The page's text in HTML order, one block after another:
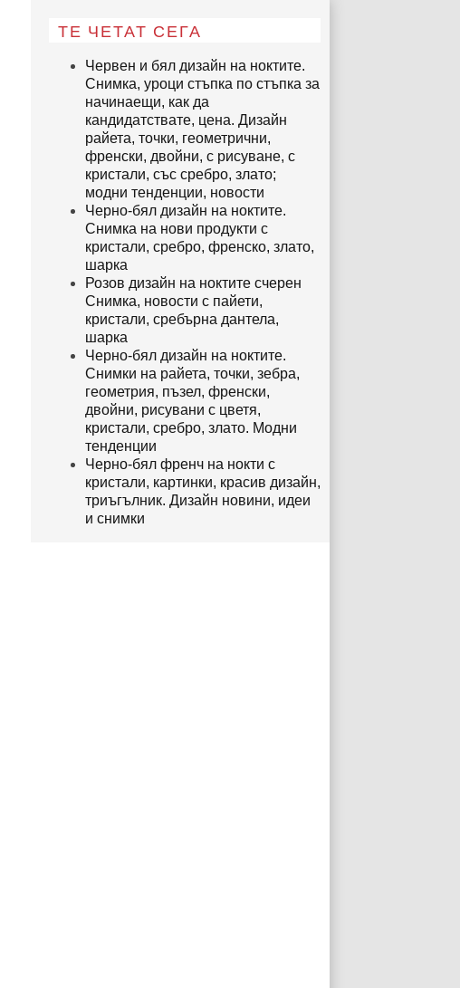
ТЕ ЧЕТАТ СЕГА
Червен и бял дизайн на ноктите.
Снимка, уроци стъпка по стъпка за
начинаещи, как да
кандидатствате, цена. Дизайн
райета, точки, геометрични,
френски, двойни, с рисуване, с
кристали, със сребро, злато;
модни тенденции, новости
Черно-бял дизайн на ноктите.
Снимка на нови продукти с
кристали, сребро, френско, злато,
шарка
Розов дизайн на ноктите счерен
Снимка, новости с пайети,
кристали, сребърна дантела,
шарка
Черно-бял дизайн на ноктите.
Снимки на райета, точки, зебра,
геометрия, пъзел, френски,
двойни, рисувани с цветя,
кристали, сребро, злато. Модни
тенденции
Черно-бял френч на нокти с
кристали, картинки, красив дизайн,
триъгълник. Дизайн новини, идеи
и снимки